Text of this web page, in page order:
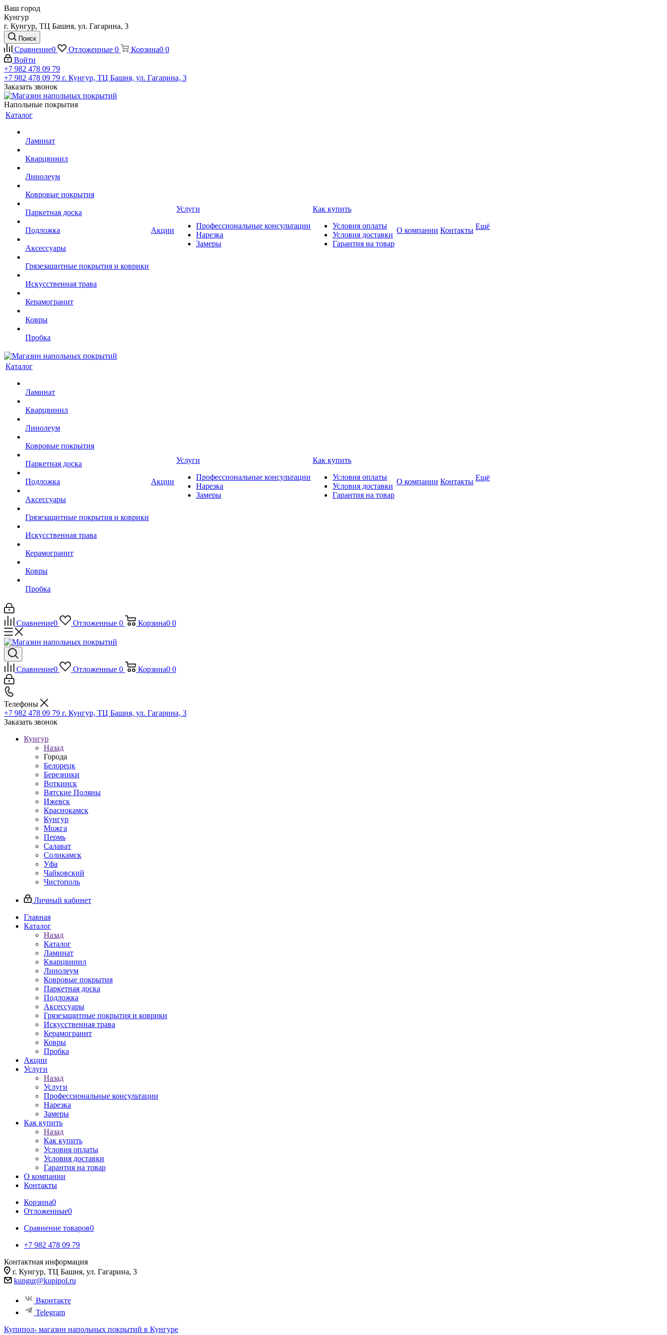
Ваш город
Кунгур
г. Кунгур, ТЦ Башня, ул. Гагарина, 3
Поиск
Сравнение0 Отложенные 0 Корзина0 0
Войти
+7 982 478 09 79
+7 982 478 09 79 г. Кунгур, ТЦ Башня, ул. Гагарина, 3
Заказать звонок
Напольные покрытия
Каталог
Ламинат
Кварцвинил
Линолеум
Ковровые покрытия
Паркетная доска
Подложка
Аксессуары
Грязезащитные покрытия и коврики
Искусственная трава
Керамогранит
Ковры
Пробка
Акции
Услуги
Профессиональные консультации
Нарезка
Замеры
Как купить
Условия оплаты
Условия доставки
Гарантия на товар
О компании Контакты Ещё
Каталог
Ламинат
Кварцвинил
Линолеум
Ковровые покрытия
Паркетная доска
Подложка
Аксессуары
Грязезащитные покрытия и коврики
Искусственная трава
Керамогранит
Ковры
Пробка
Акции
Услуги
Профессиональные консультации
Нарезка
Замеры
Как купить
Условия оплаты
Условия доставки
Гарантия на товар
О компании Контакты Ещё
Сравнение0 Отложенные 0 Корзина0 0
Сравнение0 Отложенные 0 Корзина0 0
Телефоны
+7 982 478 09 79 г. Кунгур, ТЦ Башня, ул. Гагарина, 3
Заказать звонок
Кунгур
Назад
Города
Белорецк
Березники
Воткинск
Вятские Поляны
Ижевск
Краснокамск
Кунгур
Можга
Пермь
Салават
Соликамск
Уфа
Чайковский
Чистополь
Личный кабинет
Главная
Каталог
Назад
Каталог
Ламинат
Кварцвинил
Линолеум
Ковровые покрытия
Паркетная доска
Подложка
Аксессуары
Грязезащитные покрытия и коврики
Искусственная трава
Керамогранит
Ковры
Пробка
Акции
Услуги
Назад
Услуги
Профессиональные консультации
Нарезка
Замеры
Как купить
Назад
Как купить
Условия оплаты
Условия доставки
Гарантия на товар
О компании
Контакты
Корзина0
Отложенные0
Сравнение товаров0
+7 982 478 09 79
Контактная информация
г. Кунгур, ТЦ Башня, ул. Гагарина, 3
kungur@kupipol.ru
Вконтакте
Telegram
Купипол- магазин напольных покрытий в Кунгуре